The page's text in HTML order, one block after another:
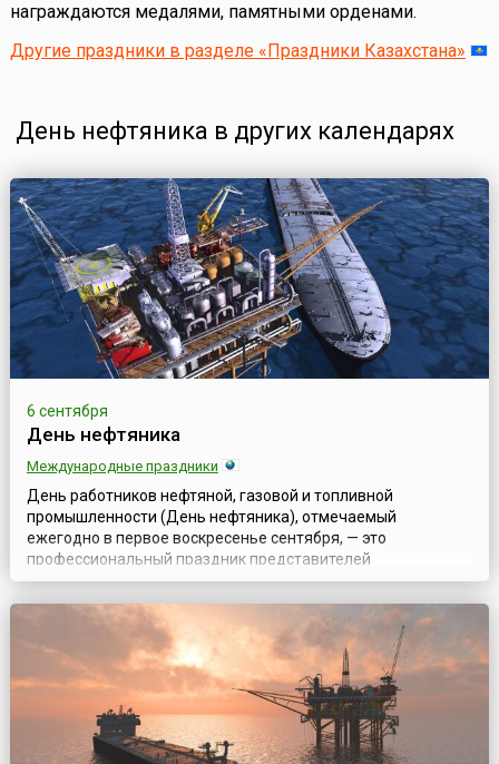
награждаются медалями, памятными орденами.
Другие праздники в разделе «Праздники Казахстана»
День нефтяника в других календарях
6 сентября
День нефтяника
Международные праздники
День работников нефтяной, газовой и топливной
промышленности (День нефтяника), отмечаемый
ежегодно в первое воскресенье сентября, — это
профессиональный праздник представителей
разнообразных газовых и нефтяных специальностей:
геологов и буровиков, разработчиков и строителей,
транспортников, технологов; всех тех, кто связал свою
судьбу с нефтяной и газовой промышленностью.Свою
историю праздник ...